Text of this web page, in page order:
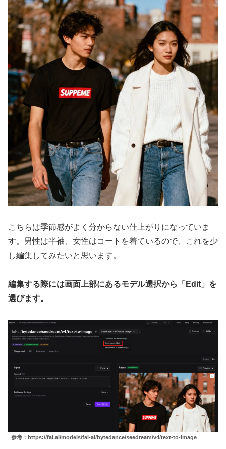
こちらは季節感がよく分からない仕上がりになっていま
す。男性は半袖、女性はコートを着ているので、これを少
し編集してみたいと思います。
編集する際には画面上部にあるモデル選択から「Edit」を
選びます。
参考：https://fal.ai/models/fal-ai/bytedance/seedream/v4/text-to-image